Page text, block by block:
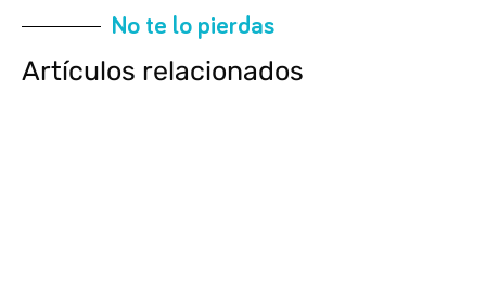
No te lo pierdas
Artículos relacionados